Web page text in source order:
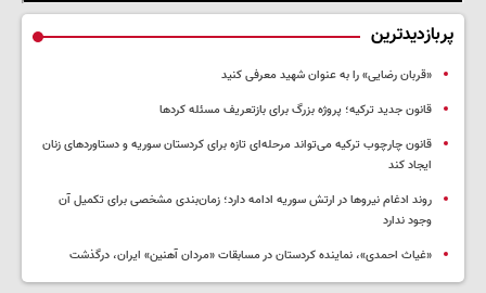
پربازدیدترین
«قربان رضایی» را به عنوان شهید معرفی کنید
قانون جدید ترکیه؛ پروژه بزرگ‌ برای بازتعریف مسئله کردها
قانون چارچوب ترکیه می‌تواند مرحله‌ای تازه برای کردستان سوریه و دستاوردهای زنان
ایجاد کند
روند ادغام نیروها در ارتش سوریه ادامه دارد؛ زمان‌بندی مشخصی برای تکمیل آن
وجود ندارد
«غیاث احمدی»، نماینده کردستان در مسابقات «مردان آهنین» ایران، درگذشت